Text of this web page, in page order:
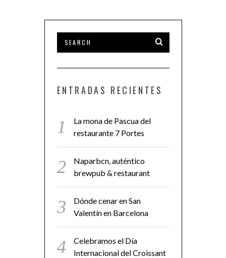
ENTRADAS RECIENTES
La mona de Pascua del
restaurante 7 Portes
Naparbcn, auténtico
brewpub & restaurant
Dónde cenar en San
Valentín en Barcelona
Celebramos el Día
Internacional del Croissant